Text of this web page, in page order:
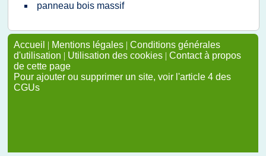
panneau bois massif
Accueil | Mentions légales | Conditions générales
d'utilisation | Utilisation des cookies | Contact à propos
de cette page
Pour ajouter ou supprimer un site, voir l'article 4 des
CGUs